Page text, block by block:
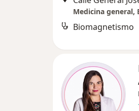
Medicina general,
Biomagnetismo